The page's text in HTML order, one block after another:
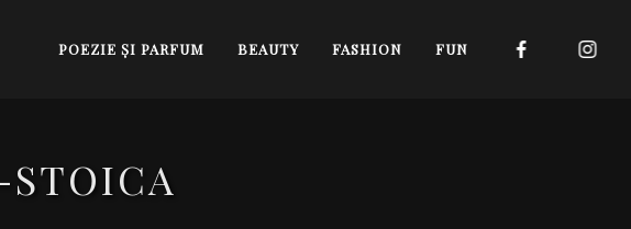
POEZIE ŞI PARFUM BEAUTY FASHION FUN